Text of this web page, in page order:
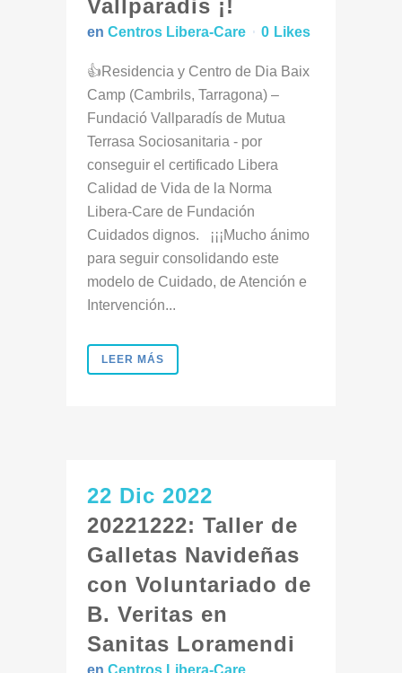
Vallparadis ¡!
en Centros Libera-Care 0 Likes
👍Residencia y Centro de Dia Baix
Camp (Cambrils, Tarragona) –
Fundació Vallparadís de Mutua
Terrasa Sociosanitaria - por
conseguir el certificado Libera
Calidad de Vida de la Norma
Libera-Care de Fundación
Cuidados dignos. ¡¡¡Mucho ánimo
para seguir consolidando este
modelo de Cuidado, de Atención e
Intervención...
LEER MÁS
22 Dic 2022
20221222: Taller de
Galletas Navideñas
con Voluntariado de
B. Veritas en
Sanitas Loramendi
en Centros Libera-Care